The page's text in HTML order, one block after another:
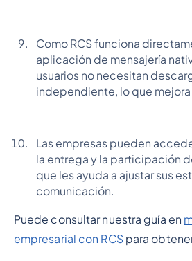
Como RCS funciona
aplicación de mensajería
usuarios no necesitan
independiente, lo que
Las empresas pueden
la entrega y la participación
que les ayuda a ajustar sus
comunicación.
Puede consultar nuestra guía en
empresarial con RCSpara